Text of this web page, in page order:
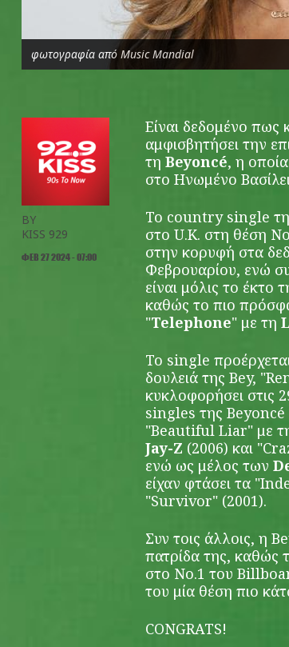
φωτογραφία από Music Mandial
BY
KISS 929
ΦΕΒ 27 2024 - 07:00
Είναι δεδομένο πως
αμφισβητήσει την
τη Beyoncé, η
στο Ηνωμένο
Το country single
στο U.K. στη θέση
στην κορυφή στα
Φεβρουαρίου, ενώ
είναι μόλις το
καθώς το πιο
"Telephone" με τη
Το single
δουλειά της Bey,
κυκλοφορήσει στις
singles της
"Beautiful Liar" με
Jay-Z (2006) και
ενώ ως μέλος των
είχαν φτάσει τα
"Survivor" (2001).
Συν τοις άλλοις, η
πατρίδα της, καθώς
στο Νο.1 του
του μία θέση πιο
CONGRATS!